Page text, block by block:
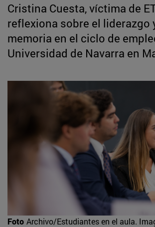
Cristina Cuesta, víctima de
reflexiona sobre el liderazgo
memoria en el ciclo de
Universidad de Navarra en
Foto Archivo/Estudiantes en el aula.